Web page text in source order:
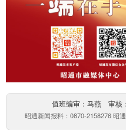
值班编审：马燕 审核
昭通新闻报料：0870-2158276 昭